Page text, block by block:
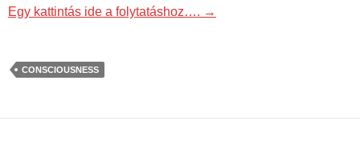
Egy kattintás ide a folytatáshoz…. →
CONSCIOUSNESS